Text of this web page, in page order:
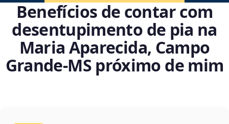
Benefícios de contar com
desentupimento de pia na
Maria Aparecida, Campo
Grande‑MS próximo de mim